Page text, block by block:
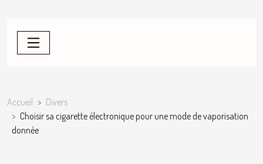
Accueil
Divers
Choisir sa cigarette électronique pour une mode de vaporisation
donnée